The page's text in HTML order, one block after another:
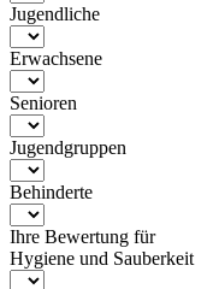
Jugendliche
Erwachsene
Senioren
Jugendgruppen
Behinderte
Ihre Bewertung für
Hygiene und Sauberkeit